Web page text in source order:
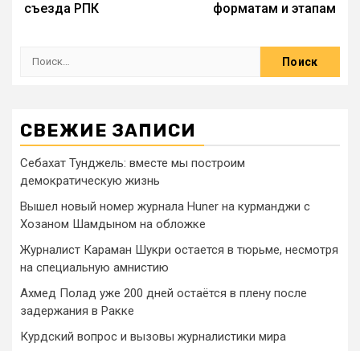
съезда РПК
форматам и этапам
СВЕЖИЕ ЗАПИСИ
Себахат Тунджель: вместе мы построим
демократическую жизнь
Вышел новый номер журнала Huner на курманджи с
Хозаном Шамдыном на обложке
Журналист Караман Шукри остается в тюрьме, несмотря
на специальную амнистию
Ахмед Полад уже 200 дней остаётся в плену после
задержания в Ракке
Курдский вопрос и вызовы журналистики мира